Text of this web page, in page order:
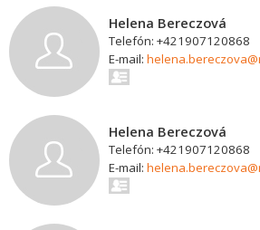
Helena Bereczová
Telefón: +421907120868
E-mail:
Helena Bereczová
Telefón: +421907120868
E-mail: